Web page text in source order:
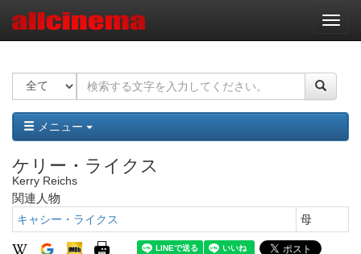
ナ
ビ
ー
ョ
ン
メニュー
ケリー・ライクス
Kerry Reichs
関連人物
キャシー・ライクス 母